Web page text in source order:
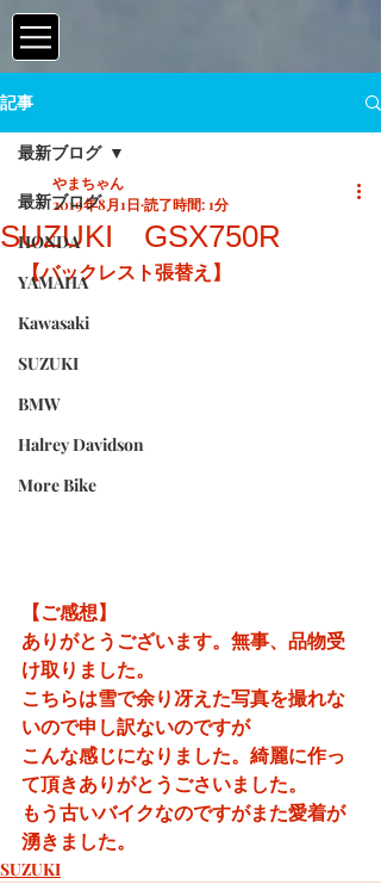
記事
最新ブログ
HONDA
YAMAHA
Kawasaki
SUZUKI
BMW
Halrey Davidson
More Bike
最新ブログ
SUZUKI GSX750R
やまちゃん
2019年8月1日 読了時間: 1分
【バックレスト張替え】
【ご感想】
ありがとうございます。無事、品物受
け取りました。
こちらは雪で余り冴えた写真を撮れな
いので申し訳ないのですが
こんな感じになりました。綺麗に作っ
て頂きありがとうごさいました。
もう古いバイクなのですがまた愛着が
湧きました。
SUZUKI